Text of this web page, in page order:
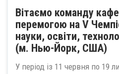
Вітаємо команду
перемогою на V
науки, освіти,
(м. Нью-Йорк, США)
У період із 11 червня по 19